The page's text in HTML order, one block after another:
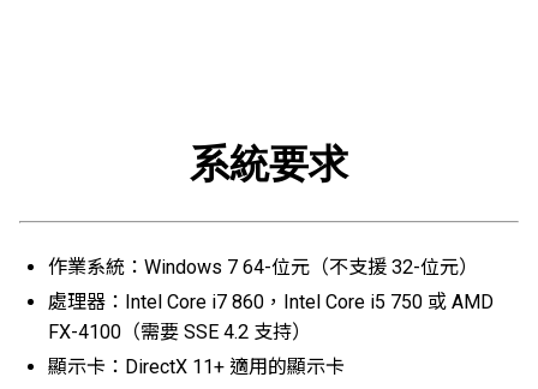
系統要求
作業系統：Windows 7 64-位元（不支援 32-位元）
處理器：Intel Core i7 860，Intel Core i5 750 或 AMD
FX-4100（需要 SSE 4.2 支持）
顯示卡：DirectX 11+ 適用的顯示卡